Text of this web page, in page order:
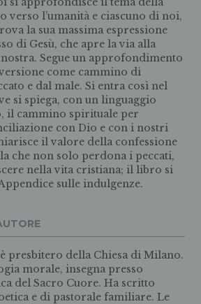
verso l’umanità e ciascuno di noi,
la sua massima espressione
di Gesù, che apre la via alla
Segue un approfondimento
come cammino di
e dal male. Si entra così nel
si spiega, con un linguaggio
il cammino spirituale per
con Dio e con i nostri
il valore della confessione
che non solo perdona i peccati,
nella vita cristiana; il libro si
sulle indulgenze.
è presbitero della Chiesa di Milano.
morale, insegna presso
del Sacro Cuore. Ha scritto
e di pastorale familiare. Le